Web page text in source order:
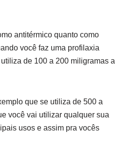
antitérmico quanto como
você faz uma profilaxia
de 100 a 200 miligramas a
que se utiliza de 500 a
você vai utilizar qualquer sua
usos e assim pra vocês